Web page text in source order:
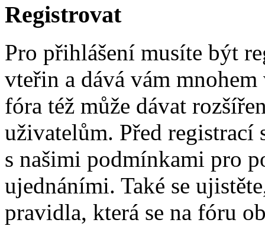
Registrovat
Pro přihlášení musíte být
vteřin a dává vám
fóra též může dávat
uživatelům. Před registrací
s našimi podmínkami pro
ujednáními. Také se
pravidla, která se na fóru